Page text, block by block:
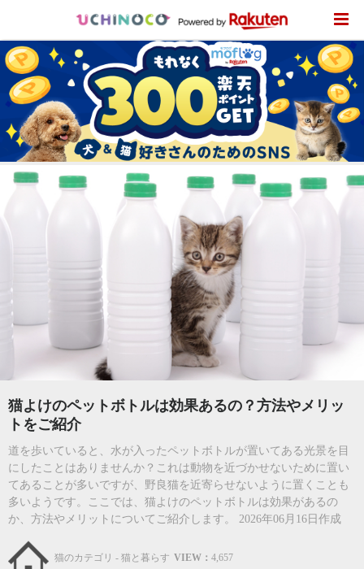
猫よけのペットボトルは効果あるの？方法やメリッ
トをご紹介
道を歩いていると、水が入ったペットボトルが置いてある光景を目
にしたことはありませんか？これは動物を近づかせないために置い
てあることが多いですが、野良猫を近寄らせないように置くことも
多いようです。ここでは、猫よけのペットボトルは効果があるの
か、方法やメリットについてご紹介します。 2026年06月16日作成
猫のカテゴリ - 猫と暮らす VIEW： 4,657